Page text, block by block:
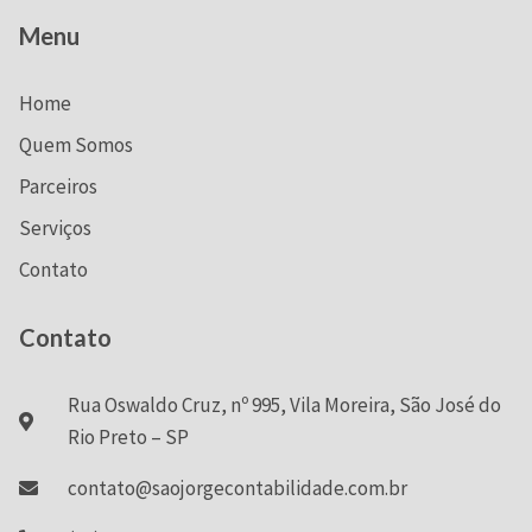
Menu
Home
Quem Somos
Parceiros
Serviços
Contato
Contato
Rua Oswaldo Cruz, nº 995, Vila Moreira, São José do
Rio Preto – SP
contato@saojorgecontabilidade.com.br